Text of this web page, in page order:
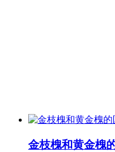
金枝槐和黄金槐